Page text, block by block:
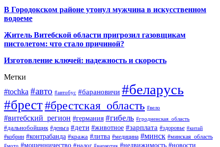
В Городокском районе утонул мужчина в искусственном
водоеме
Житель Витебской области пригрозил газовщикам
пистолетом: что стало причиной?
Изготовление ключей: надежность и скорость
Метки
#tochka #авто #автобус #барановичи #беларусь
#брест#брестская_область #вело
#витебский_регион #германия #гибель #гродненская_область
#дальнобойщик #деньга #дети #животное #зарплата #здоровье #китай
#кобрин #контрабанда #кража #литва #медицина #минск #минская_область
#мото #мошенничество #налог #наркотик #недвижимость #новости